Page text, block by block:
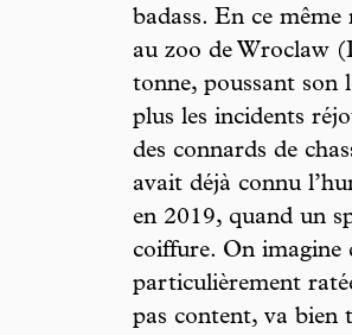
badass. En ce
au zoo de Wroclaw
tonne, poussant son
plus les incidents
des connards de
avait déjà connu
en 2019, quand un
coiffure. On imagine
particulièrement
pas content, va bien